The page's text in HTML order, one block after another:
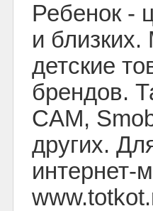
Ребенок -
и
детские
брендов.
CAM,
других.
интернет-